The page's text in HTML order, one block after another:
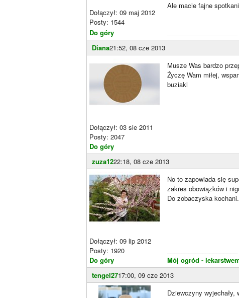
Dołączył: 09 maj 2012
Posty: 1544
Do góry
Ale macie fajne
Diana21:52, 08 cze 2013
Dołączył: 03 sie 2011
Posty: 2047
Do góry
Musze Was bardzo
Życzę Wam miłej,
buziaki
zuza1222:18, 08 cze 2013
Dołączył: 09 lip 2012
Posty: 1920
Do góry
No to zapowiada się
zakres obowiązków i
Do zobaczyska kochani.
Mój ogród -
tengel2717:00, 09 cze 2013
Dziewczyny